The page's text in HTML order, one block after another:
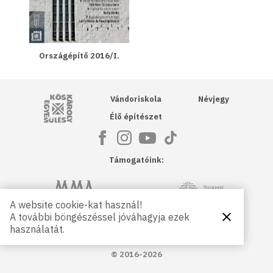
Országépítő 2016/I.
Kós Károly Egyesülés
Vándoriskola
Élő építészet
Névjegy
Támogatóink:
Magyar Művészeti Akadémia NKA
Petőfi Kulturális Ügynökség
© 2016-2026
A website cookie-kat használ!
A további böngészéssel jóváhagyja ezek
használatát.
Bezárás